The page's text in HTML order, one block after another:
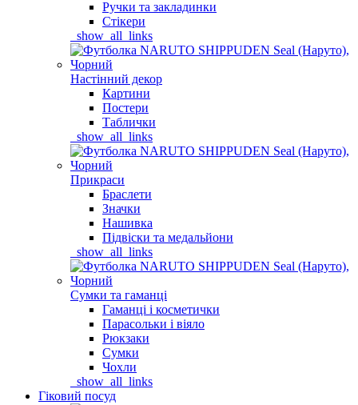
Ручки та закладинки
Стікери
_show_all_links
Настінний декор
Картини
Постери
Таблички
_show_all_links
Прикраси
Браслети
Значки
Нашивка
Підвіски та медальйони
_show_all_links
Сумки та гаманці
Гаманці і косметички
Парасольки і віяло
Рюкзаки
Сумки
Чохли
_show_all_links
Гіковий посуд